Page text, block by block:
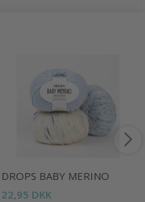
DROPS BABY MERINO
22,95 DKK